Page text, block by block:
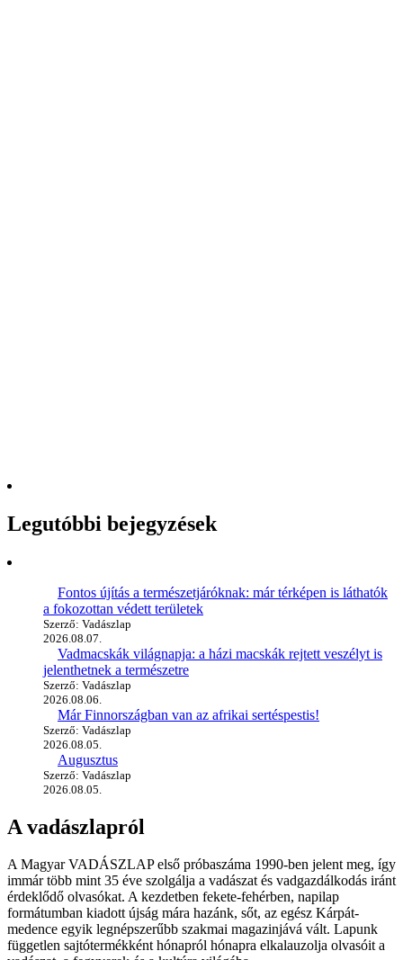
Legutóbbi bejegyzések
Fontos újítás a természetjáróknak: már térképen is láthatók
a fokozottan védett területek
Szerző: Vadászlap
2026.08.07.
Vadmacskák világnapja: a házi macskák rejtett veszélyt is
jelenthetnek a természetre
Szerző: Vadászlap
2026.08.06.
Már Finnországban van az afrikai sertéspestis!
Szerző: Vadászlap
2026.08.05.
Augusztus
Szerző: Vadászlap
2026.08.05.
A vadászlapról
A Magyar VADÁSZLAP első próbaszáma 1990-ben jelent meg, így
immár több mint 35 éve szolgálja a vadászat és vadgazdálkodás iránt
érdeklődő olvasókat. A kezdetben fekete-fehérben, napilap
formátumban kiadott újság mára hazánk, sőt, az egész Kárpát-
medence egyik legnépszerűbb szakmai magazinjává vált. Lapunk
független sajtótermékként hónapról hónapra elkalauzolja olvasóit a